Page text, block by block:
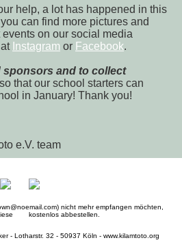
help, a lot has happened in this
can find more pictures and
on our social media
Instagram or Facebook.
sponsors and to collect
that our school starters can
in January! Thank you!
e.V. team
nicht mehr empfangen möchten,
kostenlos abbestellen.
- Lotharstr. 32 - 50937 Köln - www.kilamtoto.org